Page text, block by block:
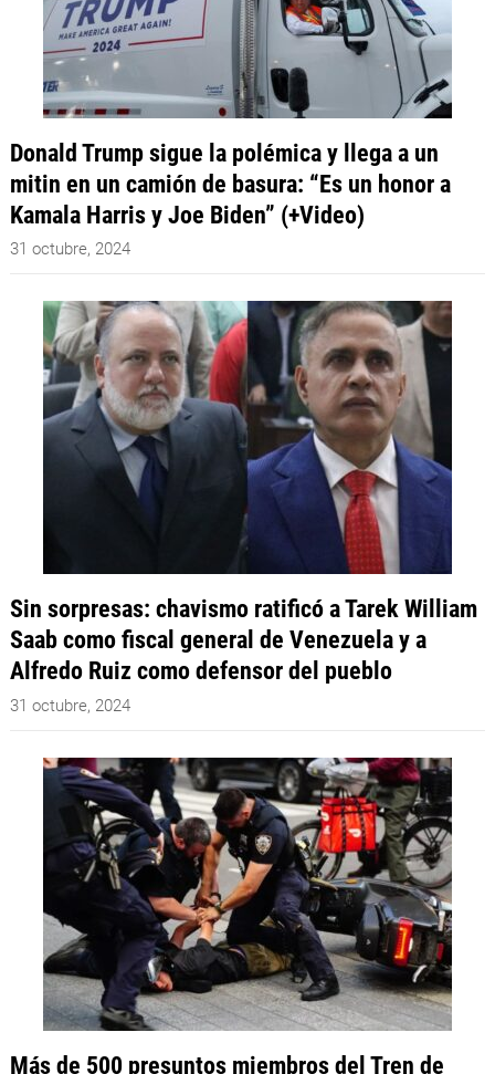
Donald Trump sigue la polémica y llega a un
mitin en un camión de basura: “Es un honor a
Kamala Harris y Joe Biden” (+Video)
31 octubre, 2024
Sin sorpresas: chavismo ratificó a Tarek William
Saab como fiscal general de Venezuela y a
Alfredo Ruiz como defensor del pueblo
31 octubre, 2024
Más de 500 presuntos miembros del Tren de